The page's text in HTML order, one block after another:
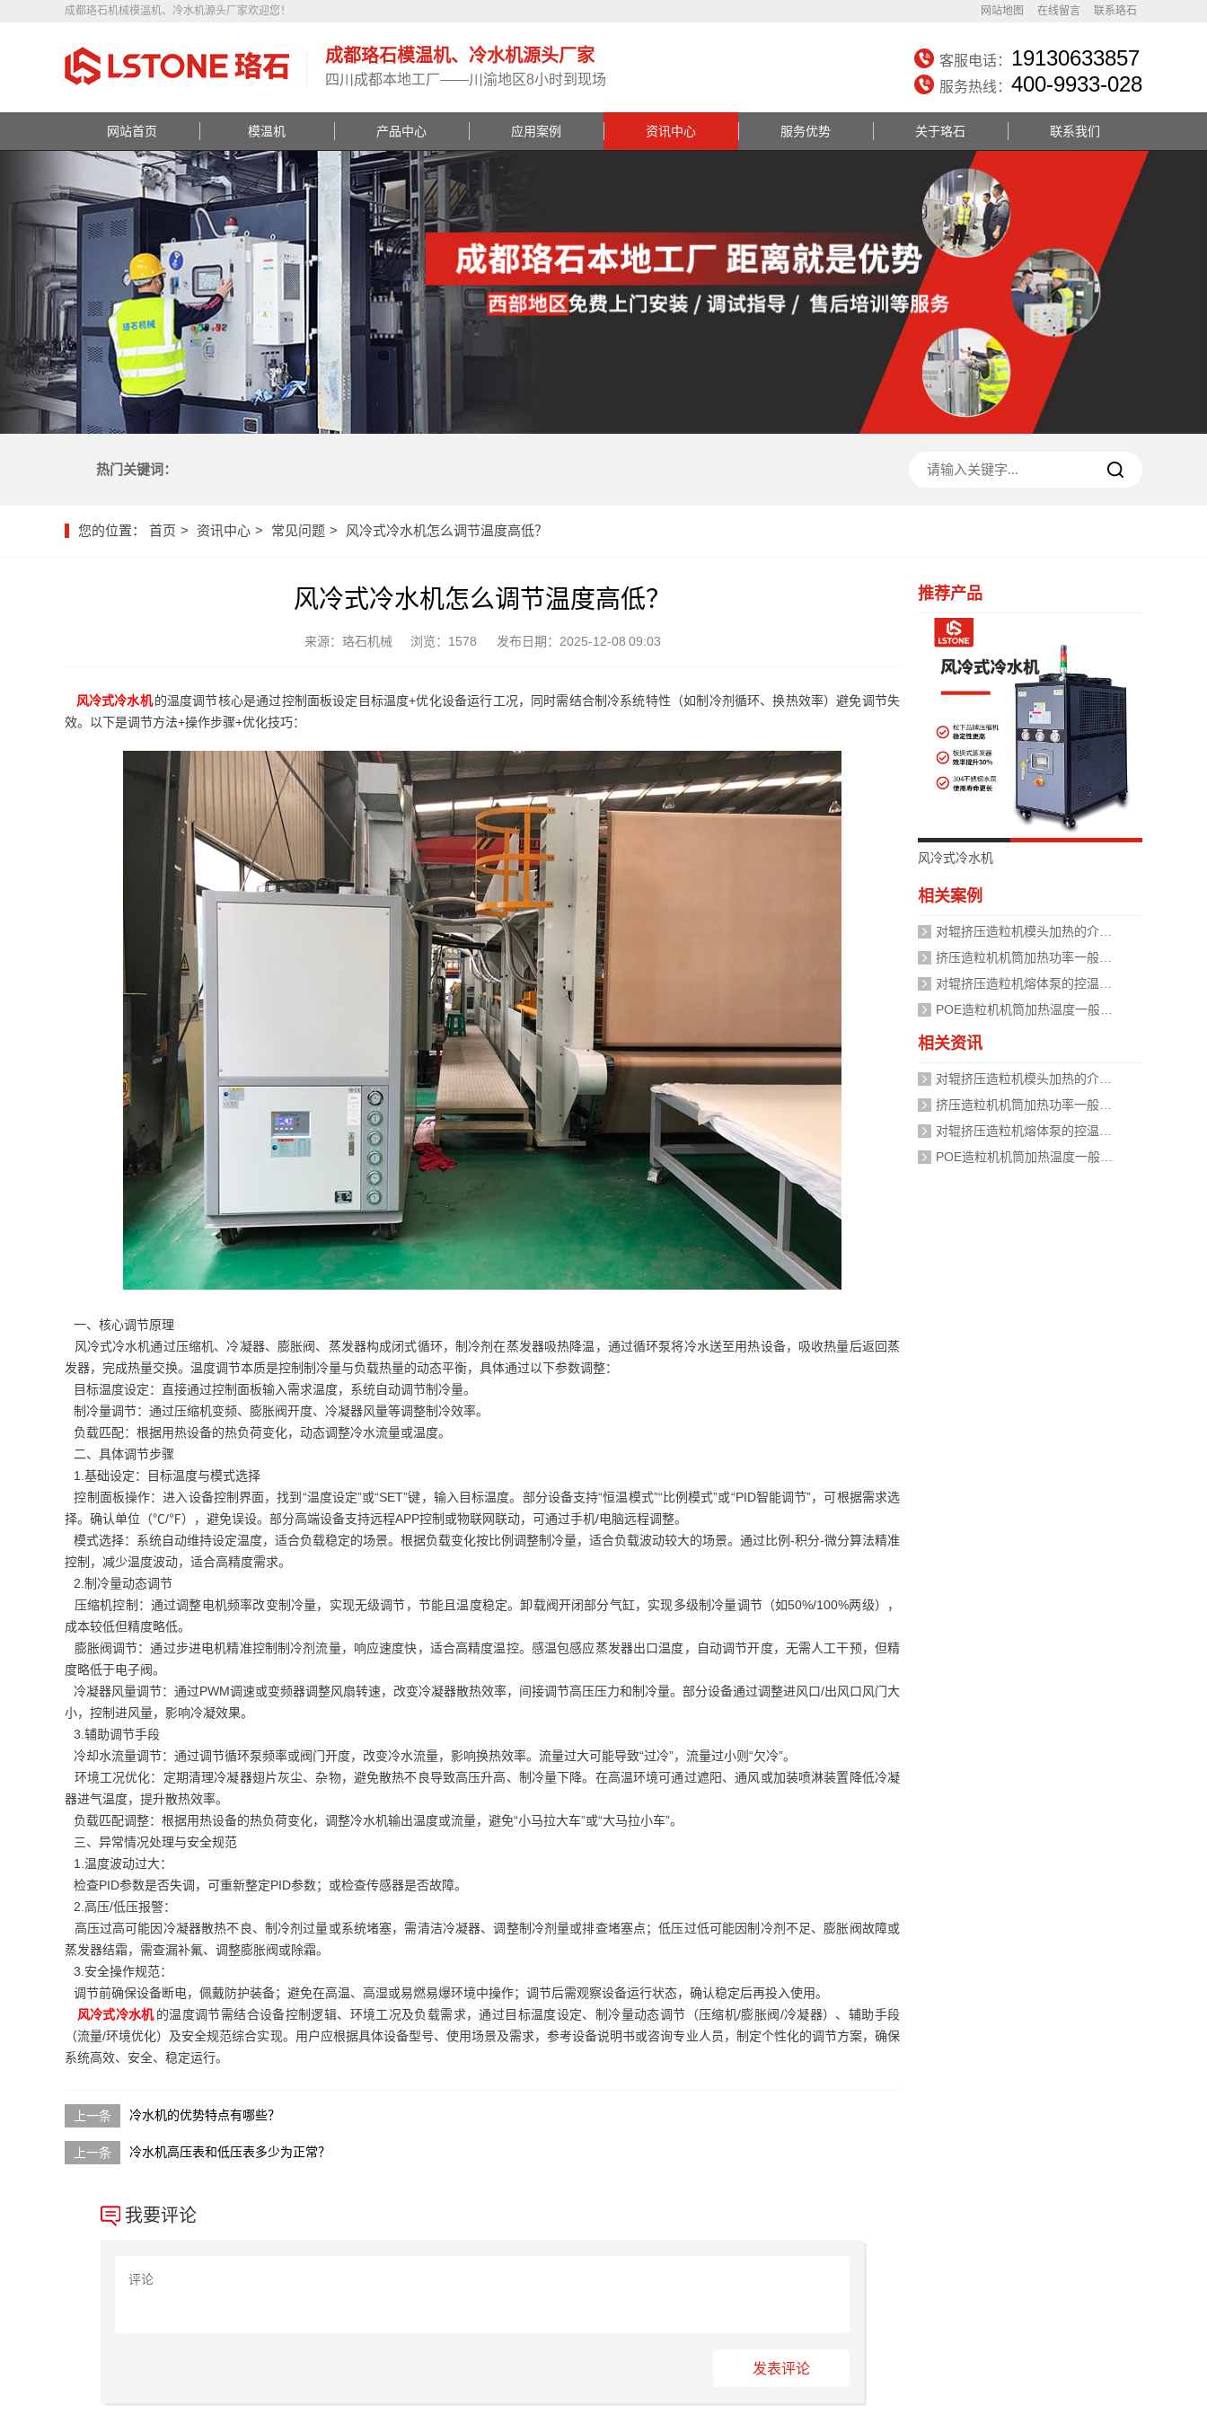
网站地图 在线留言 联系珞石
成都珞石机械模温机、冷水机源头厂家欢迎您！
客服电话： 19130633857
服务热线： 400-9933-028
成都珞石模温机、冷水机源头厂家
四川成都本地工厂——川渝地区8小时到现场
网站首页 模温机 产品中心 应用案例 资讯中心 服务优势 关于珞石 联系我们
热门关键词：
您的位置： 首页 资讯中心 常见问题 风冷式冷水机怎么调节温度高低？
风冷式冷水机怎么调节温度高低？
来源：珞石机械 浏览：1578 发布日期：2025-12-08 09:03
风冷式冷水机 的温度调节核心是通过控制面板设定目标温度+优化设备运行工况，同时需结合制冷系统特性（如制冷剂循环、换热效率）避免调节失
效。以下是调节方法+操作步骤+优化技巧：
一、核心调节原理
风冷式冷水机通过压缩机、冷凝器、膨胀阀、蒸发器构成闭式循环，制冷剂在蒸发器吸热降温，通过循环泵将冷水送至用热设备，吸收热量后返回蒸
发器，完成热量交换。温度调节本质是控制制冷量与负载热量的动态平衡，具体通过以下参数调整：
目标温度设定：直接通过控制面板输入需求温度，系统自动调节制冷量。
制冷量调节：通过压缩机变频、膨胀阀开度、冷凝器风量等调整制冷效率。
负载匹配：根据用热设备的热负荷变化，动态调整冷水流量或温度。
二、具体调节步骤
1.基础设定：目标温度与模式选择
控制面板操作：进入设备控制界面，找到“温度设定”或“SET”键，输入目标温度。部分设备支持“恒温模式”“比例模式”或“PID智能调节”，可根据需求选
择。确认单位（℃/℉），避免误设。部分高端设备支持远程APP控制或物联网联动，可通过手机/电脑远程调整。
模式选择：系统自动维持设定温度，适合负载稳定的场景。根据负载变化按比例调整制冷量，适合负载波动较大的场景。通过比例-积分-微分算法精准
控制，减少温度波动，适合高精度需求。
2.制冷量动态调节
压缩机控制：通过调整电机频率改变制冷量，实现无级调节，节能且温度稳定。卸载阀开闭部分气缸，实现多级制冷量调节（如50%/100%两级），
成本较低但精度略低。
膨胀阀调节：通过步进电机精准控制制冷剂流量，响应速度快，适合高精度温控。感温包感应蒸发器出口温度，自动调节开度，无需人工干预，但精
度略低于电子阀。
冷凝器风量调节：通过PWM调速或变频器调整风扇转速，改变冷凝器散热效率，间接调节高压压力和制冷量。部分设备通过调整进风口/出风口风门大
小，控制进风量，影响冷凝效果。
3.辅助调节手段
冷却水流量调节：通过调节循环泵频率或阀门开度，改变冷水流量，影响换热效率。流量过大可能导致“过冷”，流量过小则“欠冷”。
环境工况优化：定期清理冷凝器翅片灰尘、杂物，避免散热不良导致高压升高、制冷量下降。在高温环境可通过遮阳、通风或加装喷淋装置降低冷凝
器进气温度，提升散热效率。
负载匹配调整：根据用热设备的热负荷变化，调整冷水机输出温度或流量，避免“小马拉大车”或“大马拉小车”。
三、异常情况处理与安全规范
1.温度波动过大：
检查PID参数是否失调，可重新整定PID参数；或检查传感器是否故障。
2.高压/低压报警：
高压过高可能因冷凝器散热不良、制冷剂过量或系统堵塞，需清洁冷凝器、调整制冷剂量或排查堵塞点；低压过低可能因制冷剂不足、膨胀阀故障或
蒸发器结霜，需查漏补氟、调整膨胀阀或除霜。
3.安全操作规范：
调节前确保设备断电，佩戴防护装备；避免在高温、高湿或易燃易爆环境中操作；调节后需观察设备运行状态，确认稳定后再投入使用。
风冷式冷水机的温度调节需结合设备控制逻辑、环境工况及负载需求，通过目标温度设定、制冷量动态调节（压缩机/膨胀阀/冷凝器）、辅助手段
（流量/环境优化）及安全规范综合实现。用户应根据具体设备型号、使用场景及需求，参考设备说明书或咨询专业人员，制定个性化的调节方案，确保
系统高效、安全、稳定运行。
冷水机的优势特点有哪些？
冷水机高压表和低压表多少为正常？
我要评论
发表评论
推荐产品
风冷式冷水机
相关案例
相关资讯